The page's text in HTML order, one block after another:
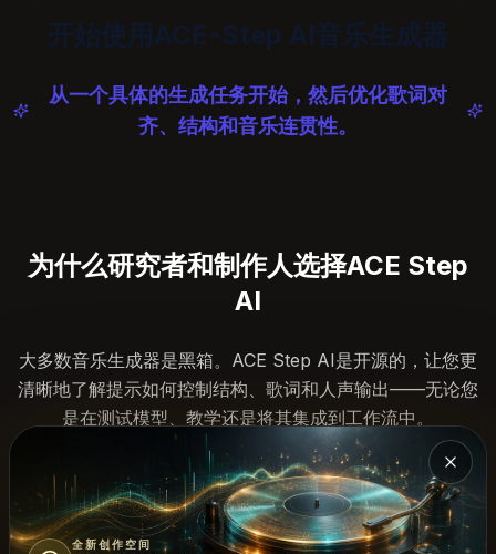
开始使用ACE-Step AI音乐生成器
从一个具体的生成任务开始，然后优化歌词对
齐、结构和音乐连贯性。
为什么研究者和制作人选择ACE Step
AI
大多数音乐生成器是黑箱。ACE Step AI是开源的，让您更
清晰地了解提示如何控制结构、歌词和人声输出——无论您
是在测试模型、教学还是将其集成到工作流中。
全新创作空间
关闭